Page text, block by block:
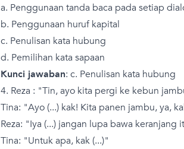
a. Penggunaan tanda baca pada setiap
b. Penggunaan huruf kapital
c. Penulisan kata hubung
d. Pemilihan kata sapaan
Kunci jawaban: c. Penulisan kata hubung
4. Reza : "Tin, ayo kita pergi ke kebun
Tina: "Ayo (...) kak! Kita panen jambu, ya,
Reza: "Iya (...) jangan lupa bawa keranjang
Tina: "Untuk apa, kak (...)"